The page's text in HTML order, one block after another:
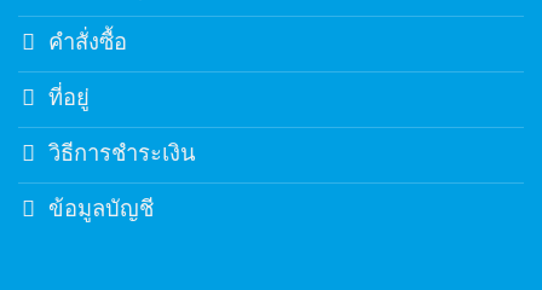
คำสั่งซื้อ
ที่อยู่
วิธีการชำระเงิน
ข้อมูลบัญชี